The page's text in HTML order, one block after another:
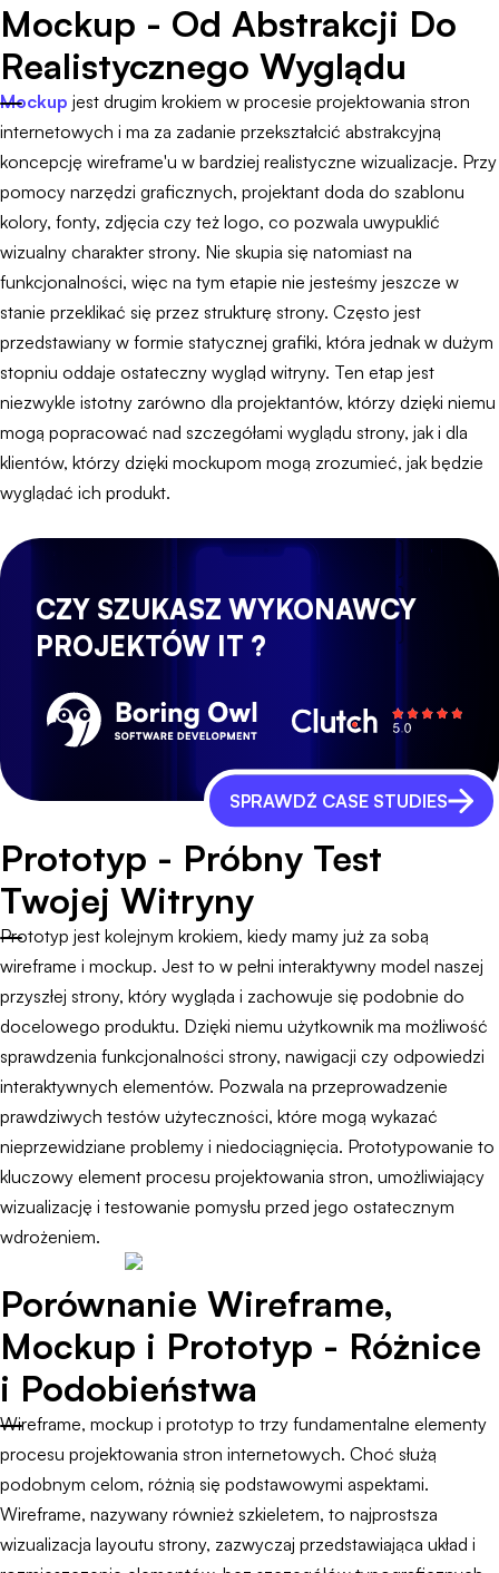
Mockup - Od Abstrakcji Do
Realistycznego Wyglądu
Mockup jest drugim krokiem w procesie projektowania stron
internetowych i ma za zadanie przekształcić abstrakcyjną
koncepcję wireframe'u w bardziej realistyczne wizualizacje. Przy
pomocy narzędzi graficznych, projektant doda do szablonu
kolory, fonty, zdjęcia czy też logo, co pozwala uwypuklić
wizualny charakter strony. Nie skupia się natomiast na
funkcjonalności, więc na tym etapie nie jesteśmy jeszcze w
stanie przeklikać się przez strukturę strony. Często jest
przedstawiany w formie statycznej grafiki, która jednak w dużym
stopniu oddaje ostateczny wygląd witryny. Ten etap jest
niezwykle istotny zarówno dla projektantów, którzy dzięki niemu
mogą popracować nad szczegółami wyglądu strony, jak i dla
klientów, którzy dzięki mockupom mogą zrozumieć, jak będzie
wyglądać ich produkt.
CZY SZUKASZ WYKONAWCY
PROJEKTÓW IT ?
SPRAWDŹ CASE STUDIES
Prototyp - Próbny Test
Twojej Witryny
Prototyp jest kolejnym krokiem, kiedy mamy już za sobą
wireframe i mockup. Jest to w pełni interaktywny model naszej
przyszłej strony, który wygląda i zachowuje się podobnie do
docelowego produktu. Dzięki niemu użytkownik ma możliwość
sprawdzenia funkcjonalności strony, nawigacji czy odpowiedzi
interaktywnych elementów. Pozwala na przeprowadzenie
prawdziwych testów użyteczności, które mogą wykazać
nieprzewidziane problemy i niedociągnięcia. Prototypowanie to
kluczowy element procesu projektowania stron, umożliwiający
wizualizację i testowanie pomysłu przed jego ostatecznym
wdrożeniem.
Porównanie Wireframe,
Mockup i Prototyp - Różnice
i Podobieństwa
Wireframe, mockup i prototyp to trzy fundamentalne elementy
procesu projektowania stron internetowych. Choć służą
podobnym celom, różnią się podstawowymi aspektami.
Wireframe, nazywany również szkieletem, to najprostsza
wizualizacja layoutu strony, zazwyczaj przedstawiająca układ i